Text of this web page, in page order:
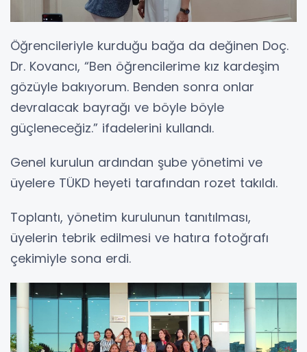
Öğrencileriyle kurduğu bağa da değinen Doç.
Dr. Kovancı, “Ben öğrencilerime kız kardeşim
gözüyle bakıyorum. Benden sonra onlar
devralacak bayrağı ve böyle böyle
güçleneceğiz.” ifadelerini kullandı.
Genel kurulun ardından şube yönetimi ve
üyelere TÜKD heyeti tarafından rozet takıldı.
Toplantı, yönetim kurulunun tanıtılması,
üyelerin tebrik edilmesi ve hatıra fotoğrafı
çekimiyle sona erdi.